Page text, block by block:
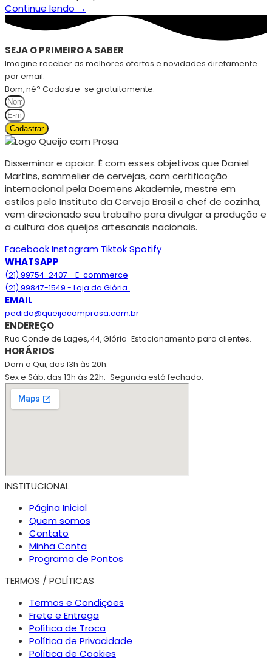
Continue lendo →
SEJA O PRIMEIRO A SABER
Imagine receber as melhores ofertas e novidades diretamente
por email.
Bom, né? Cadastre-se gratuitamente.
Cadastrar
Disseminar e apoiar. É com esses objetivos que Daniel
Martins, sommelier de cervejas, com certificação
internacional pela Doemens Akademie, mestre em
estilos pelo Instituto da Cerveja Brasil e chef de cozinha,
vem direcionado seu trabalho para divulgar a produção e
a cultura dos queijos artesanais nacionais.
FacebookInstagram TiktokSpotify
WHATSAPP
(21) 99754-2407 - E-commerce
(21) 99847-1549 - Loja da Glória
EMAIL
pedido@queijocomprosa.com.br
ENDEREÇO
Rua Conde de Lages, 44, Glória Estacionamento para clientes.
HORÁRIOS
Dom a Qui, das 13h às 20h.
Sex e Sáb, das 13h às 22h. Segunda está fechado.
INSTITUCIONAL
Página Inicial
Quem somos
Contato
Minha Conta
Programa de Pontos
TERMOS / POLÍTICAS
Termos e Condições
Frete e Entrega
Política de Troca
Política de Privacidade
Política de Cookies